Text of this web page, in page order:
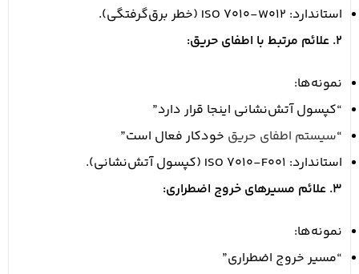
استاندارد: ISO 7010-W012 (خطر برق‌گرفتگی).
2. علائم مرتبط با اطفای حریق:
نمونه‌ها:
“کپسول آتش‌نشانی اینجا قرار دارد”
“سیستم اطفای حریق خودکار فعال است”
استاندارد: ISO 7010-F001 (کپسول آتش‌نشانی).
3. علائم مسیرهای خروج اضطراری:
نمونه‌ها:
“مسیر خروج اضطراری”